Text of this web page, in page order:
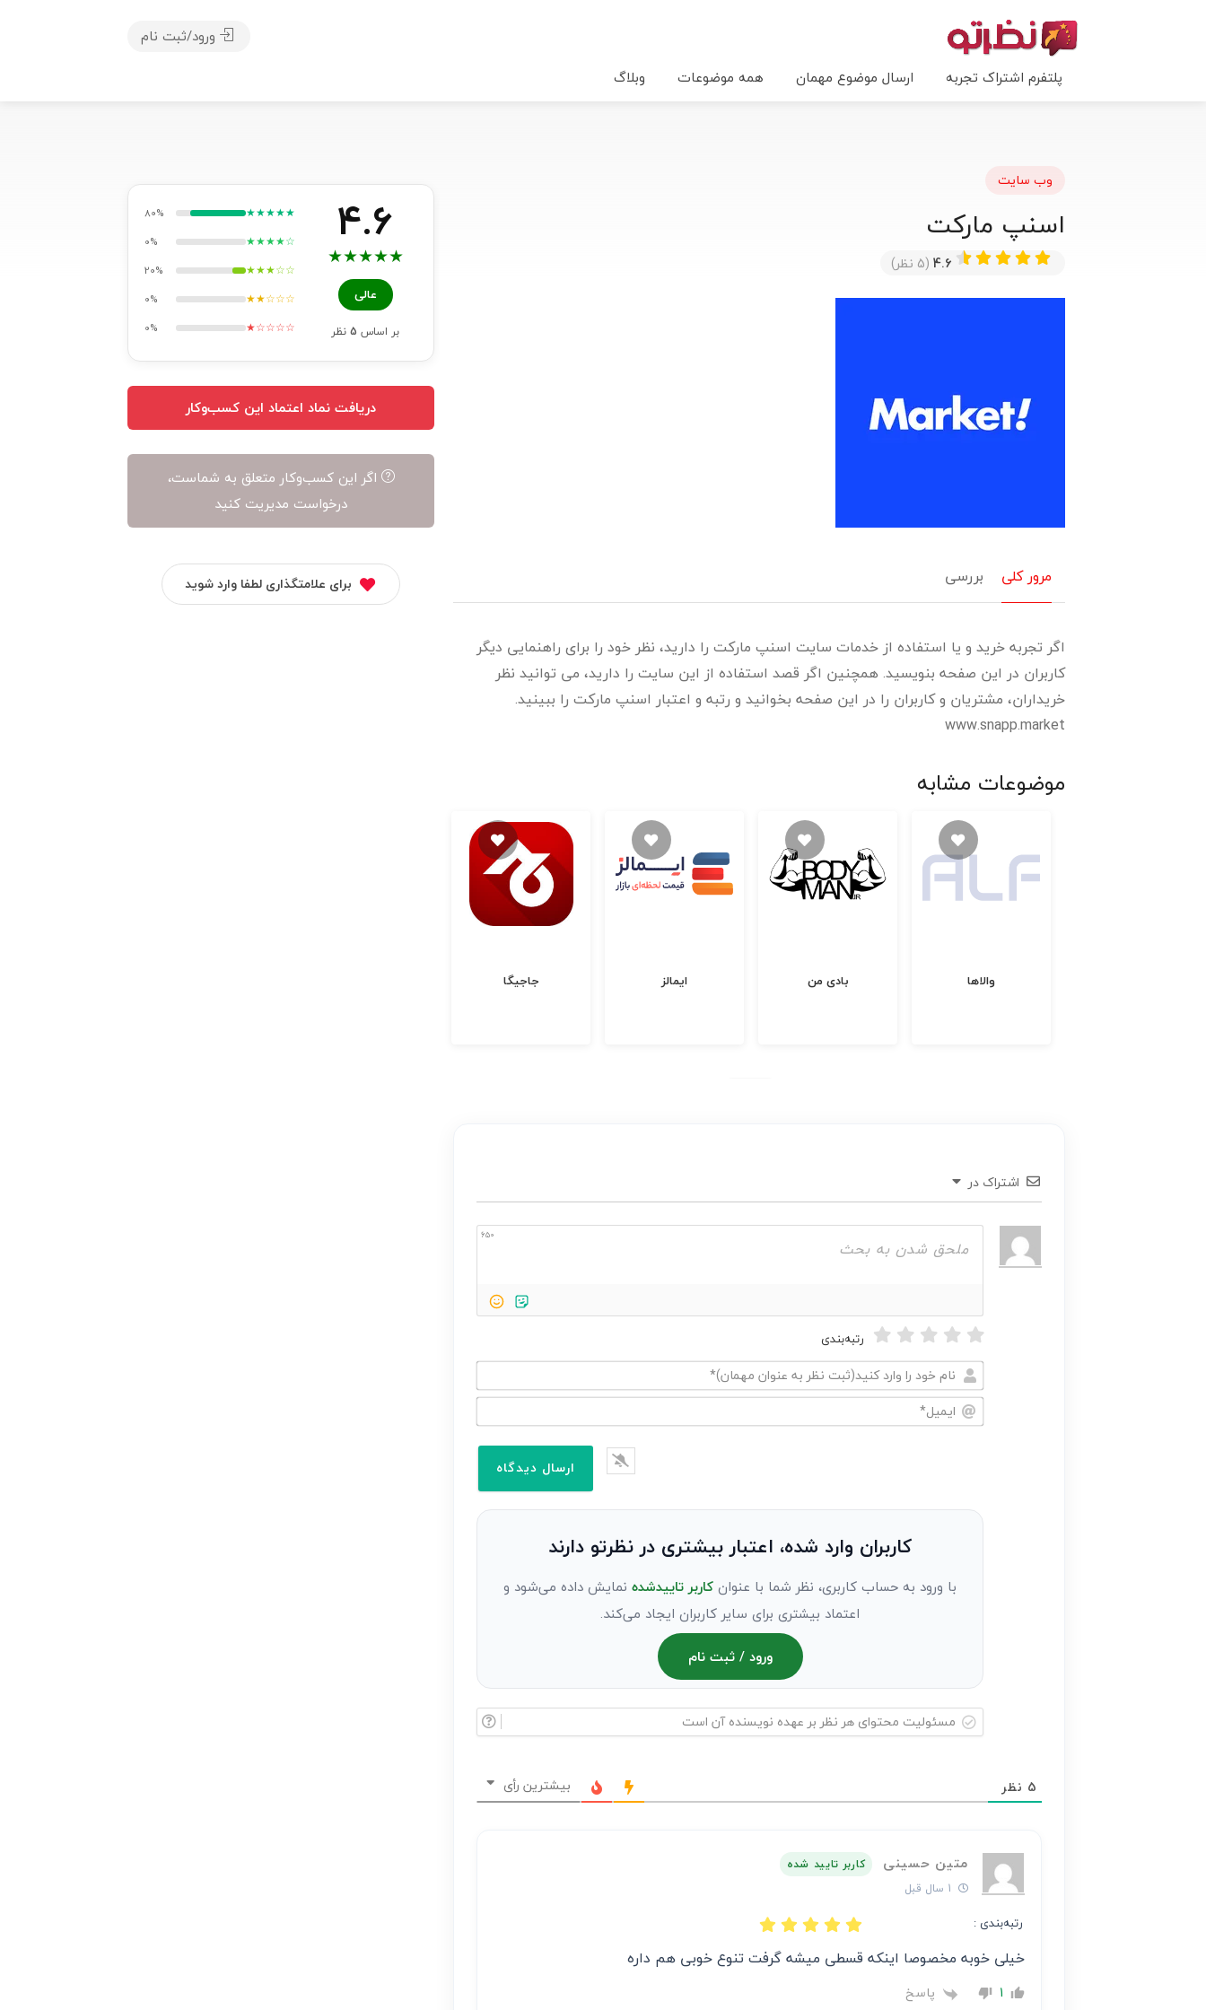
پلتفرم اشتراک تجربه ارسال موضوع مهمان همه موضوعات وبلاگ
ورود/ثبت نام
وب سایت
اسنپ مارکت
4.6 (5 نظر)
مرور کلی بررسی
اگر تجربه خرید و یا استفاده از خدمات سایت اسنپ مارکت را دارید، نظر خود را برای راهنمایی دیگر
کاربران در این صفحه بنویسید. همچنین اگر قصد استفاده از این سایت را دارید، می توانید نظر
خریداران، مشتریان و کاربران را در این صفحه بخوانید و رتبه و اعتبار اسنپ مارکت را ببینید.
www.snapp.market
موضوعات مشابه
جاجیگا ایمالز بادی من والاها
اشتراک در
650
رتبه‌بندی
نام
خود
نظر
مهمان)*
کاربران وارد شده، اعتبار بیشتری در نظرتو دارند
با ورود به حساب کاربری، نظر شما با عنوانکاربر تاییدشدهنمایش داده می‌شود و
اعتماد بیشتری برای سایر کاربران ایجاد می‌کند.
ورود / ثبت نام
عهده
نویسنده
است
5 نظر بیشترین رأی
متین حسینی
کاربر تایید شده
رتبه‌بندی :
خیلی خوبه مخصوصا اینکه قسطی میشه گرفت تنوع خوبی هم داره
1 پاسخ
4.6
★
★
★
★
★
عالی
بر اساس 5نظر
★★★★★
80%
★★★★☆
0%
★★★☆☆
20%
★★☆☆☆
0%
★☆☆☆☆
0%
دریافت نماد اعتماد این کسب‌وکار
اگر این کسب‌وکار متعلق به شماست،
درخواست مدیریت کنید
برای علامتگذاری لطفا وارد شوید